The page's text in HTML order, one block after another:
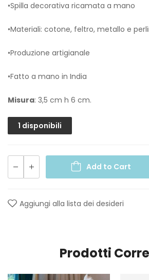
•Spilla decorativa ricamata a mano
•Materiali: cotone, feltro, metallo e
•Produzione artigianale
•Fatto a mano in India
Misura: 3,5 cm h 6 cm.
1 disponibili
Add to Cart
Aggiungi alla lista dei desideri
Prodotti